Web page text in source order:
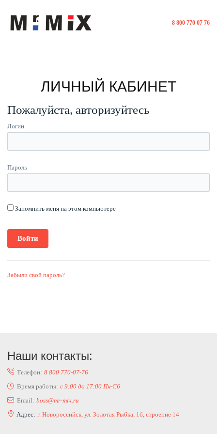
8 800 770 07 76
ЛИЧНЫЙ КАБИНЕТ
Пожалуйста, авторизуйтесь
Логин
Пароль
Запомнить меня на этом компьютере
Забыли свой пароль?
Наши контакты:
Телефон: 8 800 770-07-76
Время работы: с 9:00 до 17:00 Пн-Сб
Email: boss@mr-mix.ru
Адрес: г. Новороссийск, ул. Золотая Рыбка, 1б, строение 14